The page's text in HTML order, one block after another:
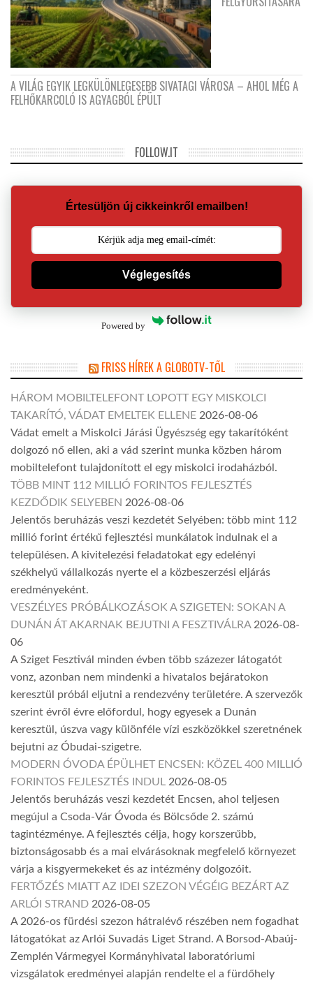
A VILÁG EGYIK LEGKÜLÖNLEGESEBB SIVATAGI VÁROSA – AHOL MÉG A
FELHŐKARCOLÓ IS AGYAGBÓL ÉPÜLT
FOLLOW.IT
Értesüljön új cikkeinkről emailben!
Véglegesítés
Powered by
FRISS HÍREK A GLOBOTV-TŐL
HÁROM MOBILTELEFONT LOPOTT EGY MISKOLCI
TAKARÍTÓ, VÁDAT EMELTEK ELLENE 2026-08-06
Vádat emelt a Miskolci Járási Ügyészség egy takarítóként
dolgozó nő ellen, aki a vád szerint munka közben három
mobiltelefont tulajdonított el egy miskolci irodaházból.
TÖBB MINT 112 MILLIÓ FORINTOS FEJLESZTÉS
KEZDŐDIK SELYEBEN 2026-08-06
Jelentős beruházás veszi kezdetét Selyében: több mint 112
millió forint értékű fejlesztési munkálatok indulnak el a
településen. A kivitelezési feladatokat egy edelényi
székhelyű vállalkozás nyerte el a közbeszerzési eljárás
eredményeként.
VESZÉLYES PRÓBÁLKOZÁSOK A SZIGETEN: SOKAN A
DUNÁN ÁT AKARNAK BEJUTNI A FESZTIVÁLRA 2026-08-
06
A Sziget Fesztivál minden évben több százezer látogatót
vonz, azonban nem mindenki a hivatalos bejáratokon
keresztül próbál eljutni a rendezvény területére. A szervezők
szerint évről évre előfordul, hogy egyesek a Dunán
keresztül, úszva vagy különféle vízi eszközökkel szeretnének
bejutni az Óbudai-szigetre.
MODERN ÓVODA ÉPÜLHET ENCSEN: KÖZEL 400 MILLIÓ
FORINTOS FEJLESZTÉS INDUL 2026-08-05
Jelentős beruházás veszi kezdetét Encsen, ahol teljesen
megújul a Csoda-Vár Óvoda és Bölcsőde 2. számú
tagintézménye. A fejlesztés célja, hogy korszerűbb,
biztonságosabb és a mai elvárásoknak megfelelő környezet
várja a kisgyermekeket és az intézmény dolgozóit.
FERTŐZÉS MIATT AZ IDEI SZEZON VÉGÉIG BEZÁRT AZ
ARLÓI STRAND 2026-08-05
A 2026-os fürdési szezon hátralévő részében nem fogadhat
látogatókat az Arlói Suvadás Liget Strand. A Borsod-Abaúj-
Zemplén Vármegyei Kormányhivatal laboratóriumi
vizsgálatok eredményei alapján rendelte el a fürdőhely